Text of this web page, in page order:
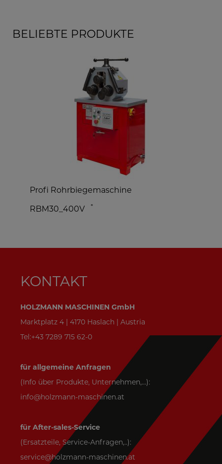
BELIEBTE PRODUKTE
KONTAKT
HOLZMANN MASCHINEN GmbH
Marktplatz 4 | 4170 Haslach | Austria
Tel:+43 7289 715 62-0
für allgemeine Anfragen
(Info über Produkte, Unternehmen,...):
info@holzmann-maschinen.at
für After-sales-Service
(Ersatzteile, Service-Anfragen,..):
service@holzmann-maschinen.at